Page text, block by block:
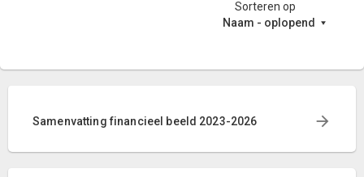
Sorteren op
Naam - oplopend
Samenvatting financieel beeld 2023-2026